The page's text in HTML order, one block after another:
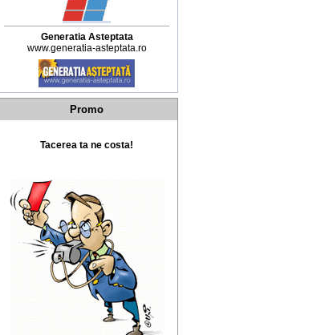
Generatia Asteptata
www.generatia-asteptata.ro
Promo
Tacerea ta ne costa!